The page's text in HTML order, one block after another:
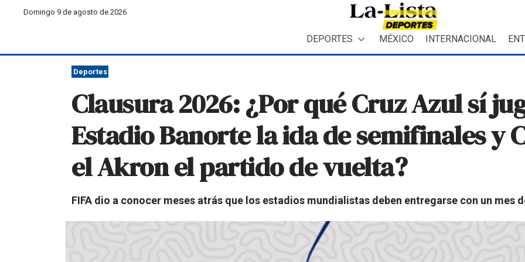
Domingo 9 de agosto de 2026
DEPORTES MÉXICO INTERNACIONAL
Deportes
Clausura 2026: ¿Por qué Cruz Azul sí
Estadio Banorte la ida de semifinales y
el Akron el partido de vuelta?
FIFA dio a conocer meses atrás que los estadios mundialistas deben entregarse con un mes